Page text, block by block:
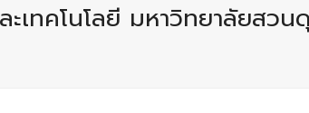
เทคโนโลยี มหาวิทยาลัยสว